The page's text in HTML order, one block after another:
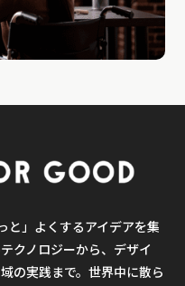
と」よくするアイデアを集
クノロジーから、デザイ
の実践まで。世界中に散ら